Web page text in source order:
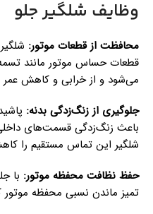
وظایف شلگیر جلو
محافظت از قطعات موتور:
قطعات حساس موتور مانند
می‌شود و از خرابی و کاهش عمر
جلوگیری از زنگ‌زدگی بدنه:
باعث زنگ‌زدگی قسمت‌های
شلگیر این تماس مستقیم را
حفظ نظافت محفظه موتور: با
تمیز ماندن نسبی محفظه